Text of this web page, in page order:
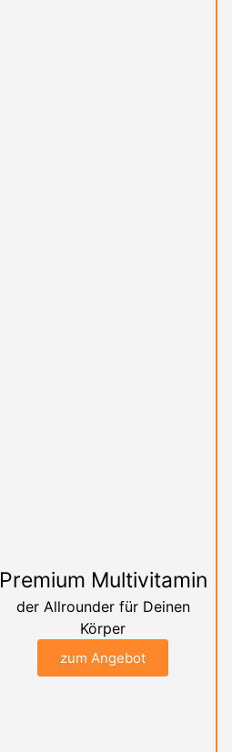
Premium Multivitamin
der Allrounder für Deinen
Körper
zum Angebot